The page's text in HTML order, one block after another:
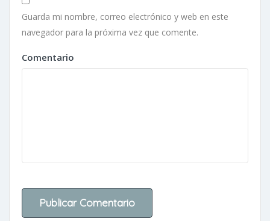
Guarda mi nombre, correo electrónico y web en este
navegador para la próxima vez que comente.
Comentario